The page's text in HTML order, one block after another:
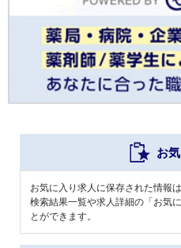
お
お気に入り求人に保存された情報は
検索結果一覧や求人詳細の「お気
とができます。